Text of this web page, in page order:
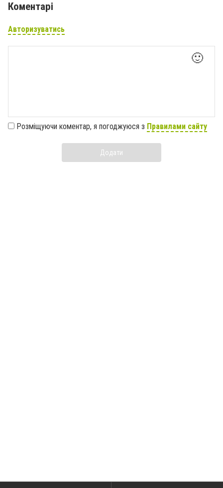
Коментарі
Авторизуватись
🙂
Розміщуючи коментар, я погоджуюся з Правилами сайту
Додати